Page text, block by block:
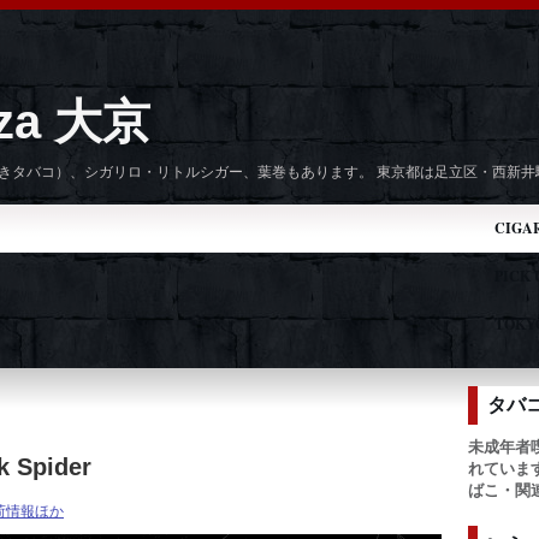
大京
タバコ）、シガリロ・リトルシガー、葉巻もあります。 東京都は足立区・西新
Spider
情報ほか
タバ
未成年者
れていま
ばこ・関